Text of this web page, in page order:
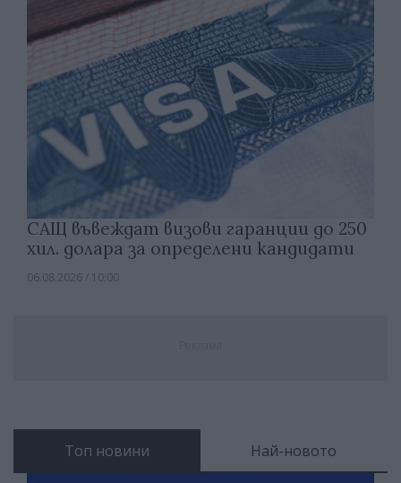
САЩ въвеждат визови гаранции до 250
хил. долара за определени кандидати
06.08.2026 / 10:00
Топ новини Най-новото